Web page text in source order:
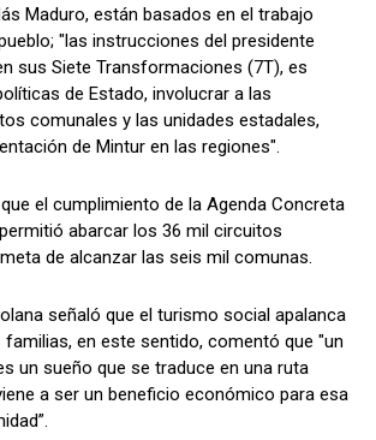
Maduro, están basados en el trabajo
"las instrucciones del presidente
sus Siete Transformaciones (7T), es
de Estado, involucrar a las
comunales y las unidades estadales,
de Mintur en las regiones".
el cumplimiento de la Agenda Concreta
abarcar los 36 mil circuitos
de alcanzar las seis mil comunas.
señaló que el turismo social apalanca
en este sentido, comentó que "un
un sueño que se traduce en una ruta
a ser un beneficio económico para esa